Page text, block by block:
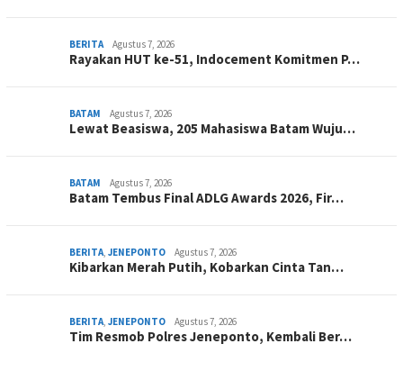
BERITA Agustus 7, 2026
Rayakan HUT ke-51, Indocement Komitmen P…
BATAM Agustus 7, 2026
Lewat Beasiswa, 205 Mahasiswa Batam Wuju…
BATAM Agustus 7, 2026
Batam Tembus Final ADLG Awards 2026, Fir…
BERITA, JENEPONTO Agustus 7, 2026
Kibarkan Merah Putih, Kobarkan Cinta Tan…
BERITA, JENEPONTO Agustus 7, 2026
Tim Resmob Polres Jeneponto, Kembali Ber…